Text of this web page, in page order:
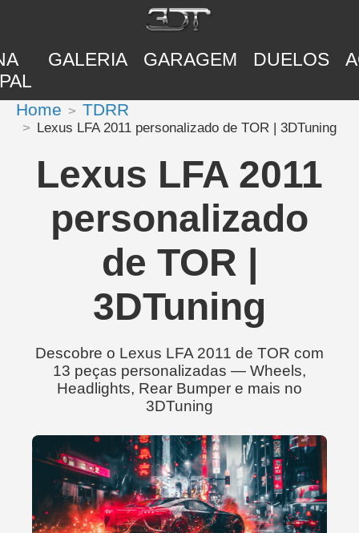
GALERIA GARAGEM DUELOS
Home TDRR
Lexus LFA 2011 personalizado de TOR | 3DTuning
Lexus LFA 2011
personalizado
de TOR |
3DTuning
Descobre o Lexus LFA 2011 de TOR com
13 peças personalizadas — Wheels,
Headlights, Rear Bumper e mais no
3DTuning